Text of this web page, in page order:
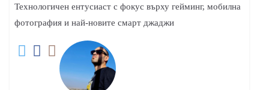
Технологичен ентусиаст с фокус върху гейминг, мобилна
фотография и най-новите смарт джаджи